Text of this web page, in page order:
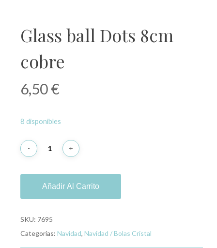
Glass ball Dots 8cm
cobre
6,50€
8 disponibles
Añadir Al Carrito
SKU: 7695
Categorías: Navidad, Navidad / Bolas Cristal